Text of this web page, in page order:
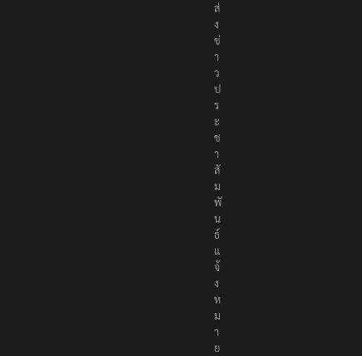
ส่
ง
ข่
า
ว
ป
ร
ะ
ช
า
สั
ม
พั
น
ธ์
แ
จ้
ง
ห
ม
า
ย